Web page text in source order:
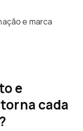
e marca
e
cada